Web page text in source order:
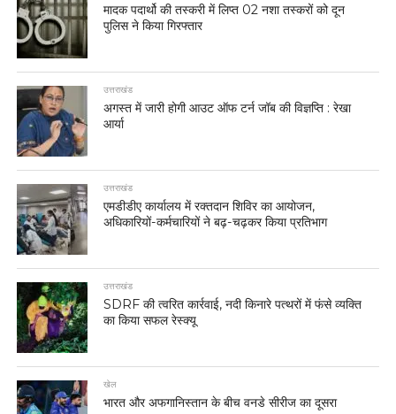
मादक पदार्थो की तस्करी में लिप्त 02 नशा तस्करों को दून
पुलिस ने किया गिरफ्तार
उत्तराखंड
अगस्त में जारी होगी आउट ऑफ टर्न जॉब की विज्ञप्ति : रेखा
आर्या
उत्तराखंड
एमडीडीए कार्यालय में रक्तदान शिविर का आयोजन,
अधिकारियों-कर्मचारियों ने बढ़-चढ़कर किया प्रतिभाग
उत्तराखंड
SDRF की त्वरित कार्रवाई, नदी किनारे पत्थरों में फंसे व्यक्ति
का किया सफल रेस्क्यू
खेल
भारत और अफगानिस्तान के बीच वनडे सीरीज का दूसरा